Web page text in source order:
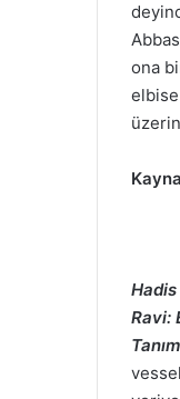
ona
elbise
Ravi: